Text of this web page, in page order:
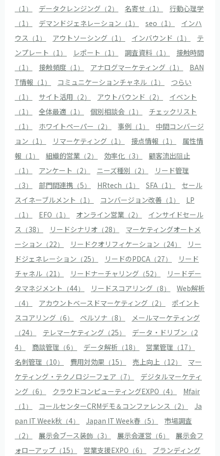
（1）
データクレンジング（2） 名寄せ（1）
行動心理学
（1）
デマンドジェネレーション（1） seo（1）
インハ
ウス（1）
アウトソーシング（1） インバウンド（1）
テ
ンプレート（1）
レポート（1） 調査資料（1）
接触時間
（1）
接触頻度（1） アナログマーケティング（1）
BAN
T情報（1）
コミュニケーションチャネル（1）
つらい
（1）
サイト活用（2） アウトバウンド（2）
イベント
（1）
全体最適（1） 個別相談会（1）
チェックリスト
（1）
ホワイトペーパー（2） 事例（1）
中間コンバージ
ョン（1）
リマーケティング（1） 接点情報（1）
属性情
報（1）
組織的営業（2） 効率化（3）
顧客流出阻止
（1）
アンケート（2） ニーズ種別（2）
リード管理
（3）
部門間連携（5） HRtech（1） SFA（1）
セール
スイネーブルメント（1）
コンバージョン改善（1）
LP
（1）
EFO（1） オンライン営業（2）
インサイドセール
ス（38）
リードシナリオ（28）
マーケティングオートメ
ーション（22）
リードクオリフィケーション（24）
リー
ドジェネレーション（25）
リードのPDCA（27）
リード
チャネル（21）
リードナーチャリング（52）
リードデー
タマネジメント（44）
リードスコアリング（8）
Web解析
（4）
アカウントベースドマーケティング（2）
ポイント
スコアリング（6）
ペルソナ（8）
メールマーケティング
（24）
テレマーケティング（25）
データ・ドリブン（2
4）
商談管理（6） データ解析（18）
営業管理（17）
名刺管理（10）
費用対効果（15） 売上向上（12）
マー
ケティング・テクノロジーフェア（7）
デジタルマーケティ
ング（6）
クラウドコンピューティングEXPO（4）
Mfair
（1）
コールセンターCRMデモ＆コンファレンス（2）
Ja
pan IT Week秋（4）
Japan IT Week春（5）
市場調査
（2）
展示会ブース装飾（3） 展示会運営（6）
展示会フ
ォローアップ（15）
営業支援EXPO（6）
ブランディング